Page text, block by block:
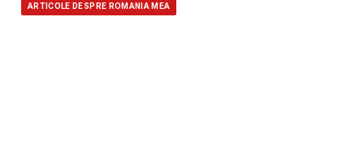
ARTICOLE DESPRE ROMANIA MEA